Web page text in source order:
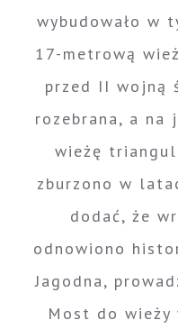
wybudowało w
17-metrową
przed II wojną
rozebrana, a na
wieżę
zburzono w
dodać, że
odnowiono
Jagodna,
Most do wieży